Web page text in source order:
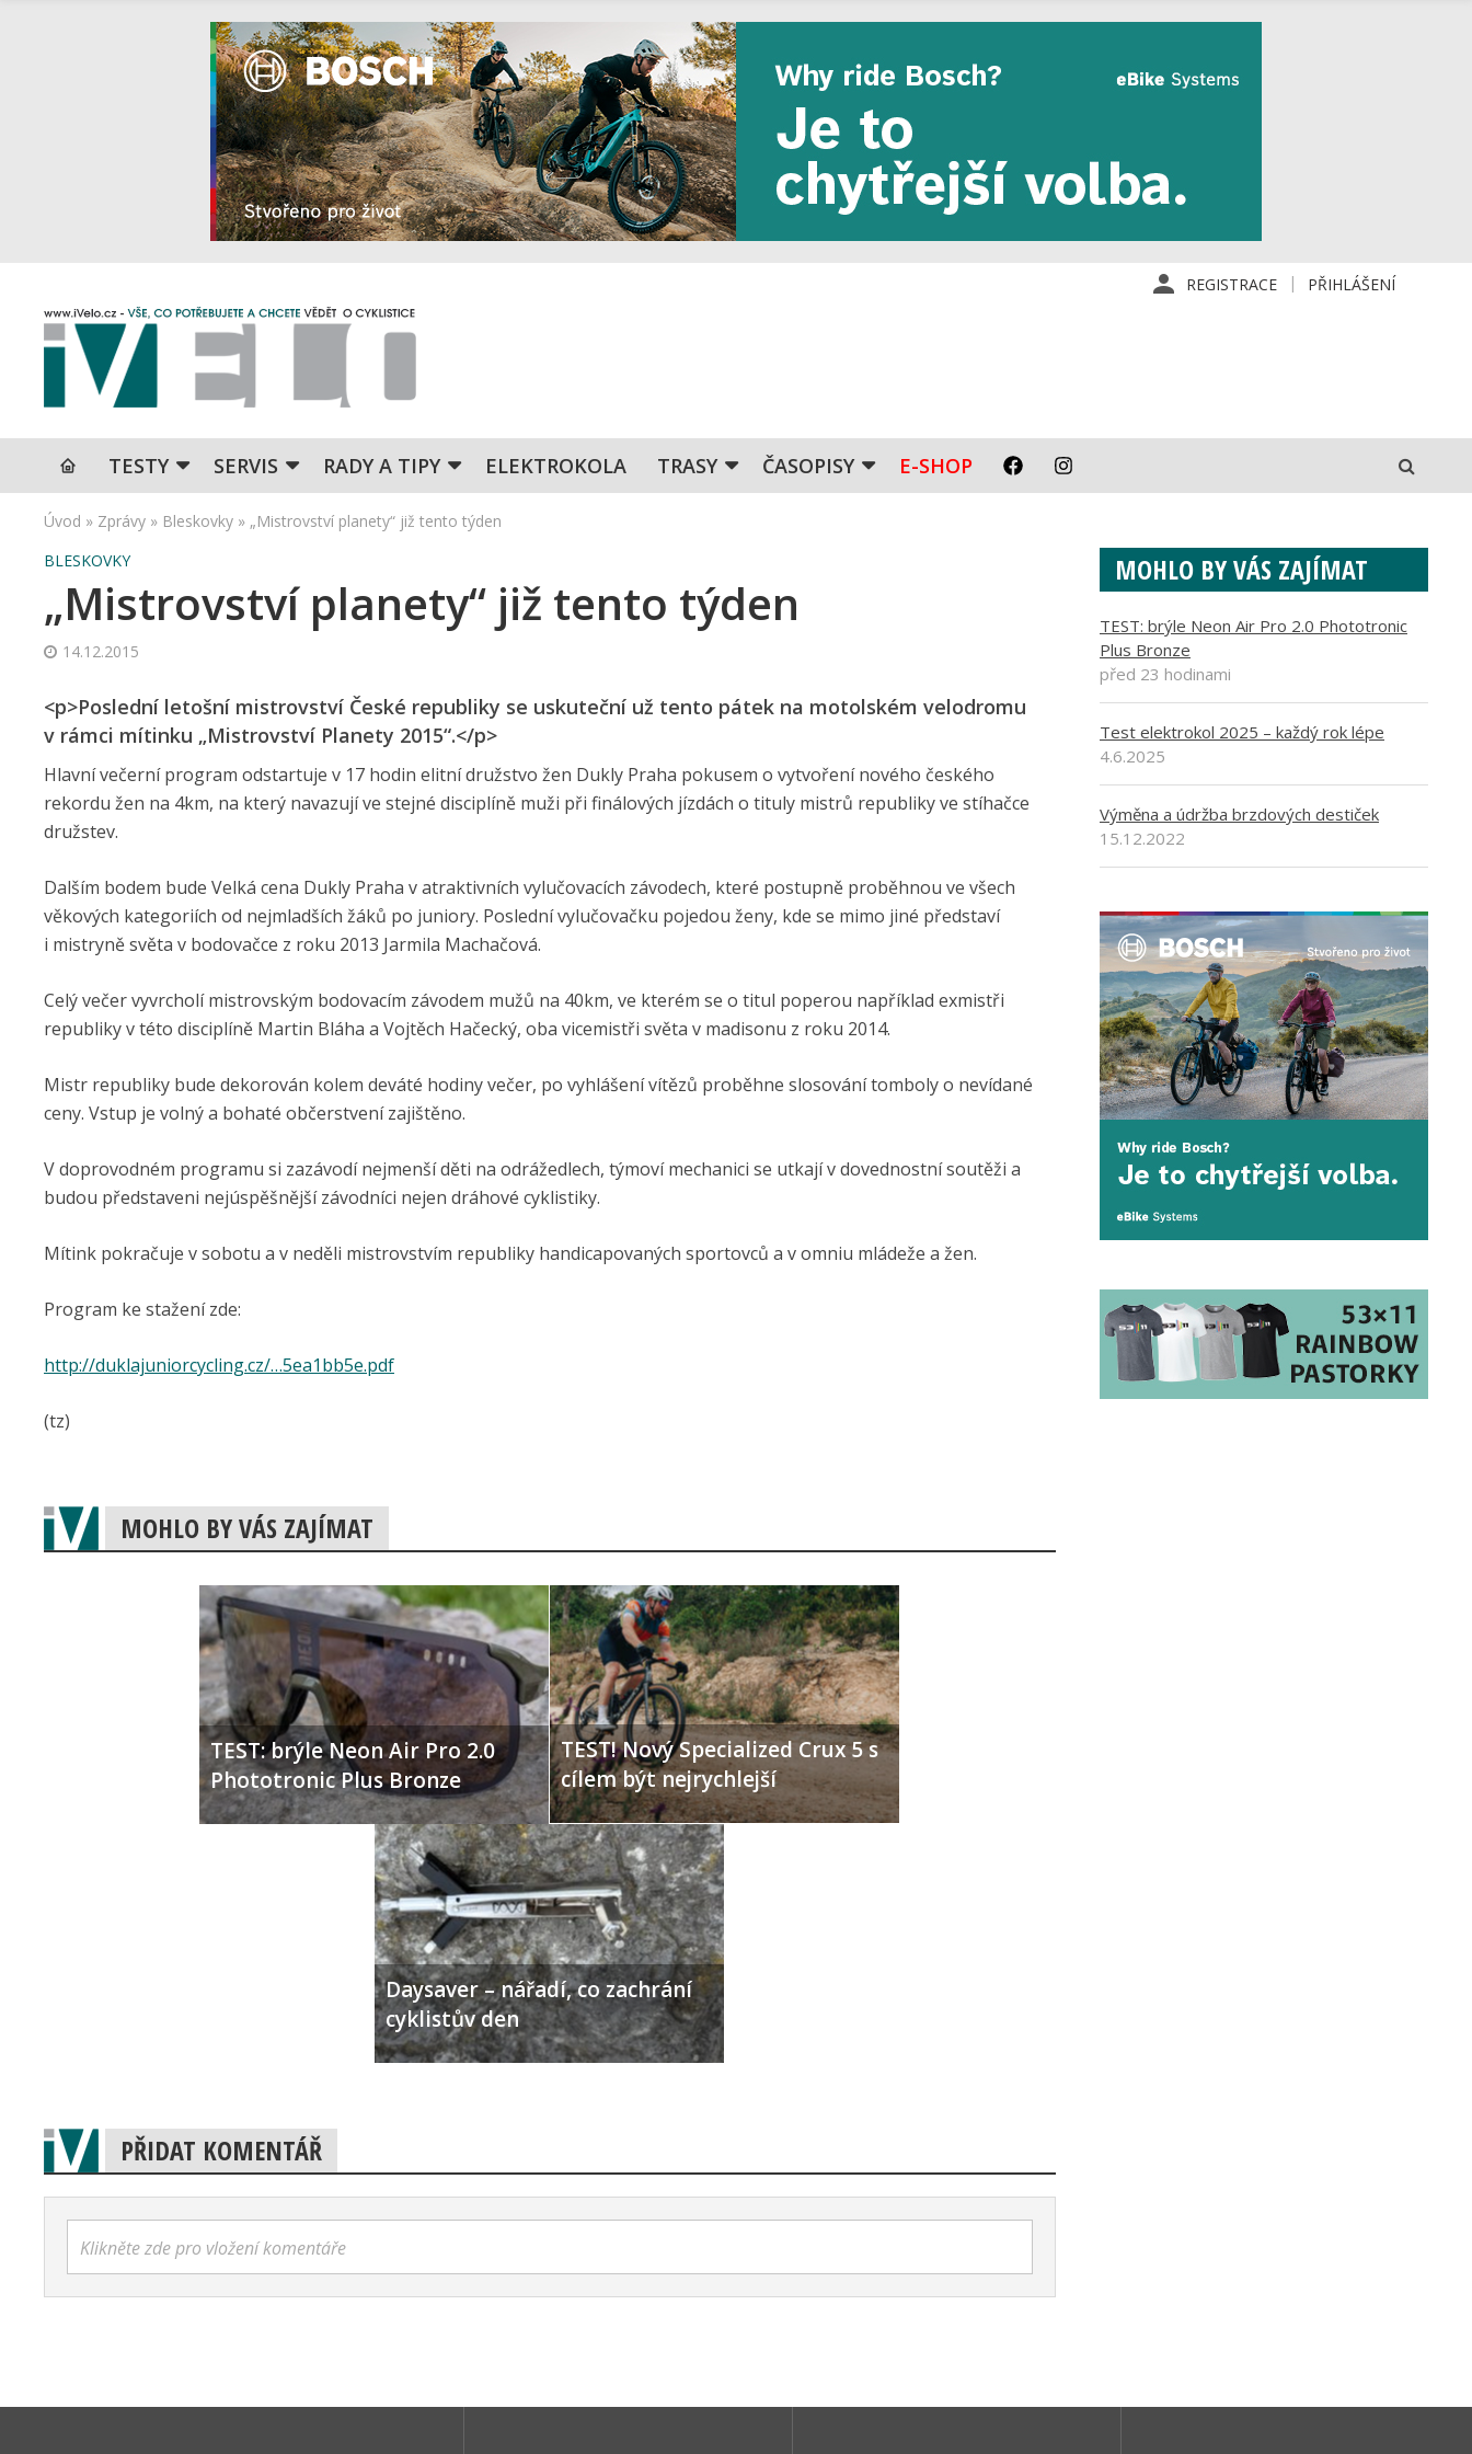
REGISTRACE PŘIHLÁŠENÍ
TESTY SERVIS RADY A TIPY ELEKTROKOLA TRASY ČASOPISY E-SHOP
Úvod » Zprávy » Bleskovky » „Mistrovství planety“ již tento týden
BLESKOVKY
„Mistrovství planety“ již tento týden
14.12.2015
<p>Poslední letošní mistrovství České republiky se uskuteční už tento pátek na motolském velodromu
v rámci mítinku „Mistrovství Planety 2015“.</p>
Hlavní večerní program odstartuje v 17 hodin elitní družstvo žen Dukly Praha pokusem o vytvoření nového českého
rekordu žen na 4km, na který navazují ve stejné disciplíně muži při finálových jízdách o tituly mistrů republiky ve stíhačce
družstev.
Dalším bodem bude Velká cena Dukly Praha v atraktivních vylučovacích závodech, které postupně proběhnou ve všech
věkových kategoriích od nejmladších žáků po juniory. Poslední vylučovačku pojedou ženy, kde se mimo jiné představí
i mistryně světa v bodovačce z roku 2013 Jarmila Machačová.
Celý večer vyvrcholí mistrovským bodovacím závodem mužů na 40km, ve kterém se o titul poperou například exmistři
republiky v této disciplíně Martin Bláha a Vojtěch Hačecký, oba vicemistři světa v madisonu z roku 2014.
Mistr republiky bude dekorován kolem deváté hodiny večer, po vyhlášení vítězů proběhne slosování tomboly o nevídané
ceny. Vstup je volný a bohaté občerstvení zajištěno.
V doprovodném programu si zazávodí nejmenší děti na odrážedlech, týmoví mechanici se utkají v dovednostní soutěži a
budou představeni nejúspěšnější závodníci nejen dráhové cyklistiky.
Mítink pokračuje v sobotu a v neděli mistrovstvím republiky handicapovaných sportovců a v omniu mládeže a žen.
Program ke stažení zde:
http://duklajuniorcycling.cz/…5ea1bb5e.pdf
(tz)
MOHLO BY VÁS ZAJÍMAT
TEST: brýle Neon Air Pro 2.0
Phototronic Plus Bronze
TEST! Nový Specialized Crux 5 s
cílem být nejrychlejší
Daysaver – nářadí, co zachrání
cyklistův den
PŘIDAT KOMENTÁŘ
Klikněte zde pro vložení komentáře
MOHLO BY VÁS ZAJÍMAT
TEST: brýle Neon Air Pro 2.0 Phototronic
Plus Bronze
před 23 hodinami
Test elektrokol 2025 – každý rok lépe
4.6.2025
Výměna a údržba brzdových destiček
15.12.2022